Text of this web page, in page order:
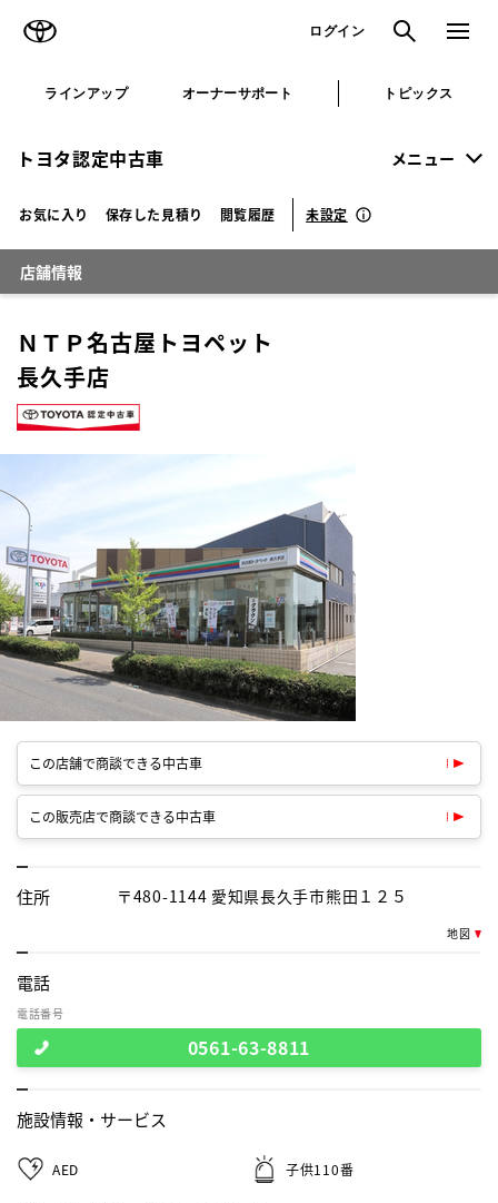
ログイン 検索 メニュ
ラインアップ オーナーサポート トピックス
トヨタ認定中古車 メニュー
お気に入り 保存した見積り 閲覧履歴 未設定
店舗情報
ＮＴＰ名古屋トヨペット
長久手店
この店舗で商談できる中古車
この販売店で商談できる中古車
住所 〒480-1144 愛知県長久手市熊田１２５
地図
電話
電話番号
0561-63-8811
施設情報・ サービス
AED 子供110番